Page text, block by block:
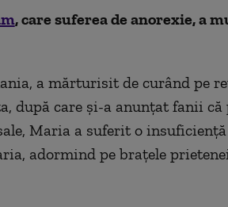
, care suferea de anorexie, a
a mărturisit de curând pe
după care și-a anunțat fanii că
Maria a suferit o insuficiență
adormind pe brațele